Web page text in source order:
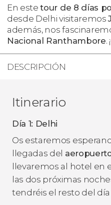
En estetour de 8 días
desde Delhi visitaremos
además, nos
Nacional Ranthambore.
DESCRIPCIÓN
Itinerario
Día 1: Delhi
Os estaremos
llegadas del
llevaremos al hotel en
las dos próximas
tendréis el resto del día